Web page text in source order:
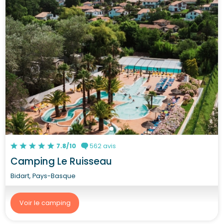
7.8/10 562 avis
Camping Le Ruisseau
Bidart, Pays-Basque
Voir le camping